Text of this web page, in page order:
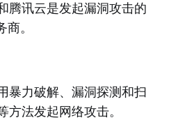
腾讯云是发起漏洞攻击的
。
暴力破解、漏洞探测和扫
方法发起网络攻击。